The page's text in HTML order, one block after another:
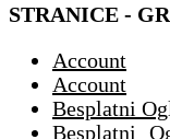
STRANICE -
Account
Account
Besplatni
Besplatni